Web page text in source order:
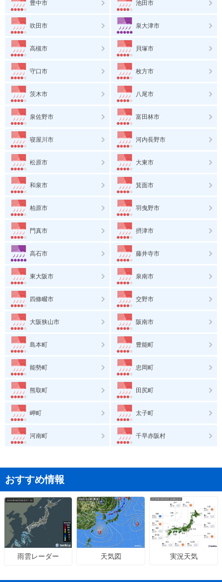
豊中市 池田市
吹田市 泉大津市
高槻市 貝塚市
守口市 枚方市
茨木市 八尾市
泉佐野市 富田林市
寝屋川市 河内長野市
松原市 大東市
和泉市 箕面市
柏原市 羽曳野市
門真市 摂津市
高石市 藤井寺市
東大阪市 泉南市
四條畷市 交野市
大阪狭山市 阪南市
島本町 豊能町
能勢町 忠岡町
熊取町 田尻町
岬町 太子町
河南町 千早赤阪村
おすすめ情報
雨雲レーダー 天気図 実況天気